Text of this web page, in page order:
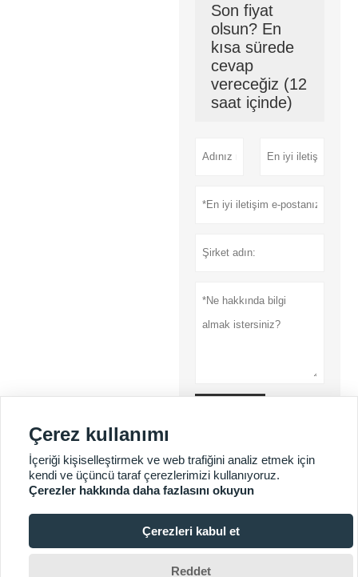

Son fiyat
olsun? En
kısa sürede
cevap
vereceğiz (12
saat içinde)
Çerez kullanımı
İçeriği kişiselleştirmek ve web trafiğini analiz etmek için
kendi ve üçüncü taraf çerezlerimizi kullanıyoruz.
Çerezler hakkında daha fazlasını okuyun
Çerezleri kabul et
Reddet